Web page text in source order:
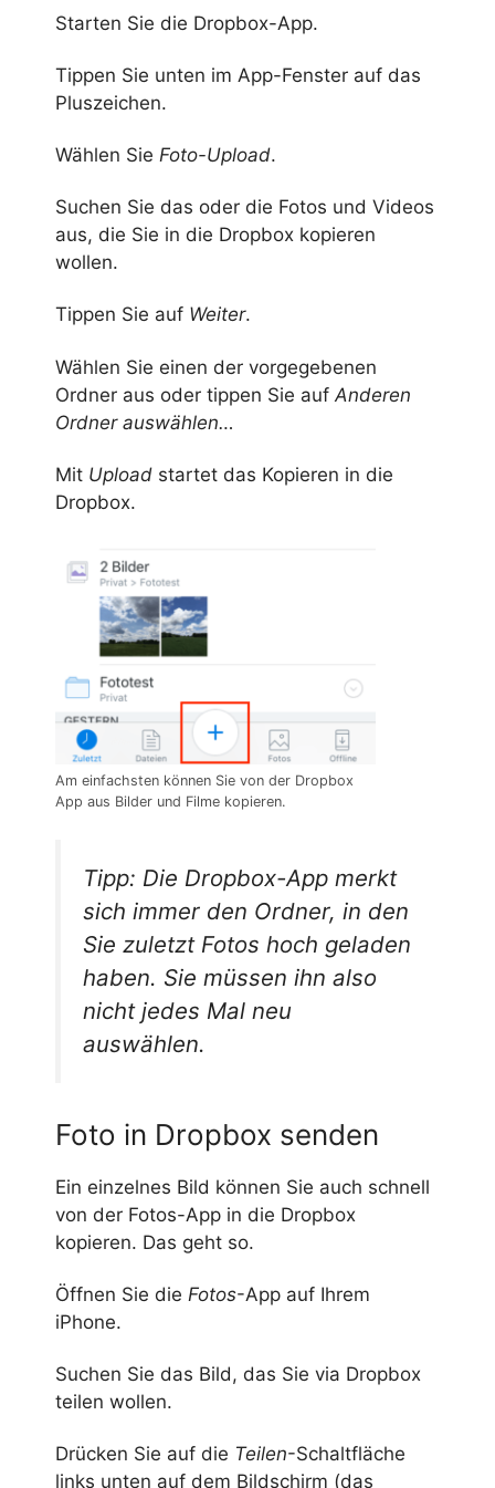
Starten Sie die Dropbox-App.
Tippen Sie unten im App-Fenster auf das
Pluszeichen.
Wählen Sie Foto-Upload.
Suchen Sie das oder die Fotos und Videos
aus, die Sie in die Dropbox kopieren
wollen.
Tippen Sie auf Weiter.
Wählen Sie einen der vorgegebenen
Ordner aus oder tippen Sie auf Anderen
Ordner auswählen…
Mit Upload startet das Kopieren in die
Dropbox.
Am einfachsten können Sie von der Dropbox
App aus Bilder und Filme kopieren.
Tipp: Die Dropbox-App merkt
sich immer den Ordner, in den
Sie zuletzt Fotos hoch geladen
haben. Sie müssen ihn also
nicht jedes Mal neu
auswählen.
Foto in Dropbox senden
Ein einzelnes Bild können Sie auch schnell
von der Fotos-App in die Dropbox
kopieren. Das geht so.
Öffnen Sie die Fotos-App auf Ihrem
iPhone.
Suchen Sie das Bild, das Sie via Dropbox
teilen wollen.
Drücken Sie auf die Teilen-Schaltfläche
links unten auf dem Bildschirm (das